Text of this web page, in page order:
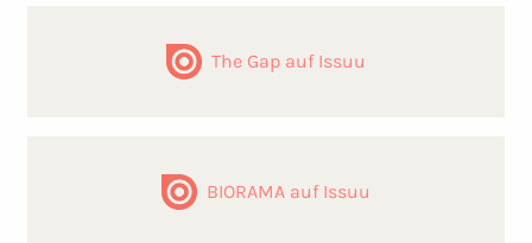
The Gap auf Issuu
BIORAMA auf Issuu